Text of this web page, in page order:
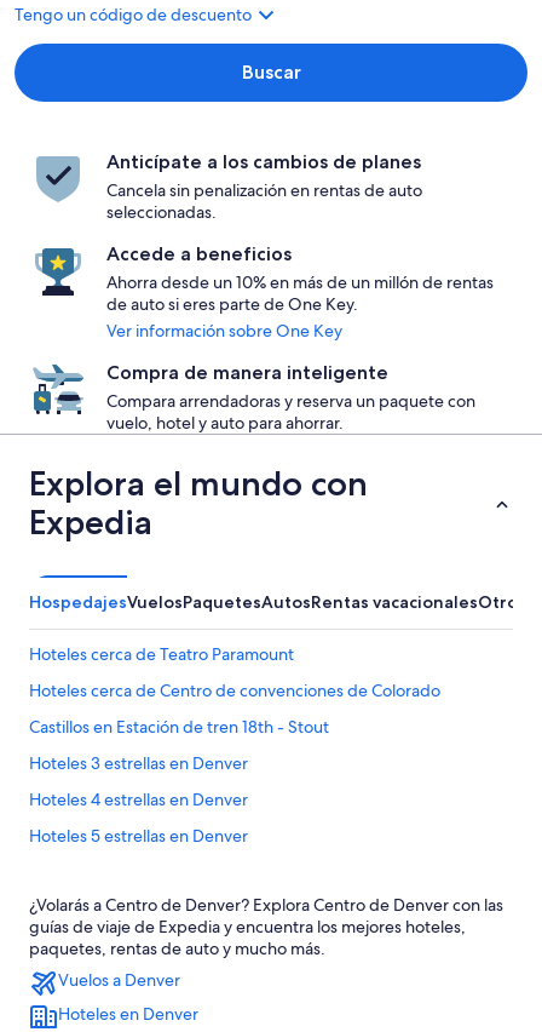
Tengo un código de descuento
Buscar
Anticípate a los cambios de planes
Cancela sin penalización en rentas de auto
seleccionadas.
Accede a beneficios
Ahorra desde un 10% en más de un millón de rentas
de auto si eres parte de One Key.
Ver información sobre One Key
Compra de manera inteligente
Compara arrendadoras y reserva un paquete con
vuelo, hotel y auto para ahorrar.
Explora el mundo con
Expedia
HospedajesVuelosPaquetesAutosRentas vacacionalesOtros
Hoteles cerca de Teatro Paramount
Hoteles cerca de Centro de convenciones de Colorado
Castillos en Estación de tren 18th - Stout
Hoteles 3 estrellas en Denver
Hoteles 4 estrellas en Denver
Hoteles 5 estrellas en Denver
B&B en Denver
Cabañas en Denver
Casas de huéspedes en Denver
Casas vacacionales en Denver
¿Volarás a Centro de Denver? Explora Centro de Denver con las
guías de viaje de Expedia y encuentra los mejores hoteles,
paquetes, rentas de auto y mucho más.
Vuelos a Denver
Hoteles en Denver